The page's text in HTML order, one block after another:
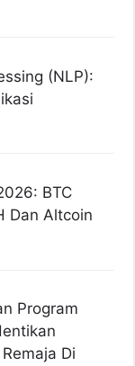
(NLP):
BTC
Dan Altcoin
Program
Di